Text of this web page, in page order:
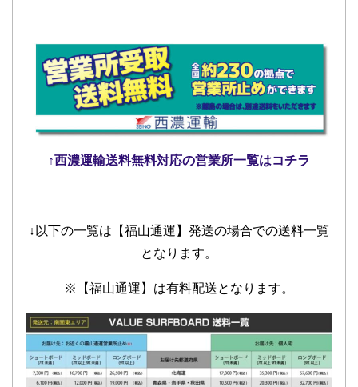
↑西濃運輸送料無料対応の営業所一覧はコチラ
↓以下の一覧は【福山通運】発送の場合での送料一覧
となります。
※【福山通運】は有料配送となります。